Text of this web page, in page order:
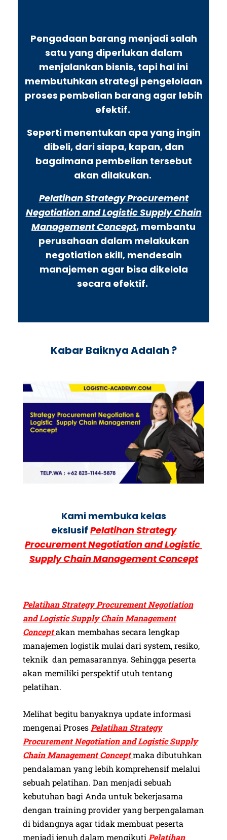
Pengadaan barang menjadi salah
satu yang diperlukan dalam
menjalankan bisnis, tapi hal ini
membutuhkan strategi pengelolaan
proses pembelian barang agar lebih
efektif.
Seperti menentukan apa yang ingin
dibeli, dari siapa, kapan, dan
bagaimana pembelian tersebut
akan dilakukan.
Pelatihan Strategy Procurement
Negotiation and Logistic Supply Chain
Management Concept, membantu
perusahaan dalam melakukan
negotiation skill, mendesain
manajemen agar bisa dikelola
secara efektif.
Kabar Baiknya Adalah ?
Kami membuka kelas
ekslusif Pelatihan Strategy
Procurement Negotiation and Logistic
Supply Chain Management Concept
Pelatihan Strategy Procurement Negotiation
and Logistic Supply Chain Management
Conceptakan membahas secara lengkap
manajemen logistik mulai dari system, resiko,
teknik dan pemasarannya. Sehingga peserta
akan memiliki perspektif utuh tentang
pelatihan.
Melihat begitu banyaknya update informasi
mengenai ProsesPelatihan Strategy
Procurement Negotiation and Logistic Supply
Chain Management Conceptmaka dibutuhkan
pendalaman yang lebih komprehensif melalui
sebuah pelatihan. Dan menjadi sebuah
kebutuhan bagi Anda untuk bekerjasama
dengan training provider yang berpengalaman
di bidangnya agar tidak membuat peserta
menjadi jenuh dalam mengikuti Pelatihan